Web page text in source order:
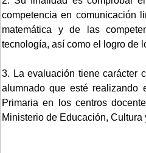
competencia en comunicación
matemática y de las
tecnología, así como el logro de
3. La evaluación tiene carácter
alumnado que esté realizando
Primaria en los centros
Ministerio de Educación, Cultura